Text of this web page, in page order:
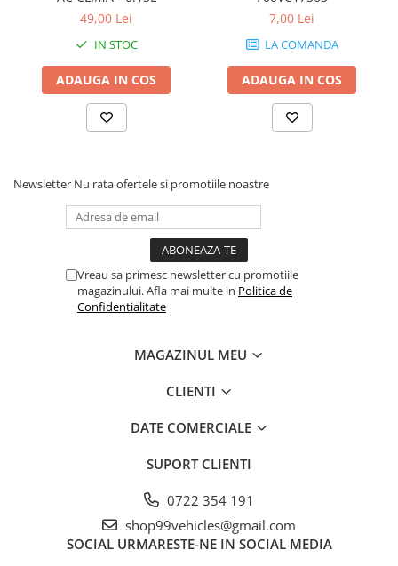
49,00 Lei
IN STOC
ADAUGA IN COS
7,00 Lei
LA COMANDA
ADAUGA IN COS
Newsletter Nu rata ofertele si promotiile noastre
Vreau sa primesc newsletter cu promotiile
magazinului. Afla mai multe in Politica de
Confidentialitate
MAGAZINUL MEU
CLIENTI
DATE COMERCIALE
SUPORT CLIENTI
0722 354 191
shop99vehicles@gmail.com
SOCIAL URMARESTE-NE IN SOCIAL MEDIA